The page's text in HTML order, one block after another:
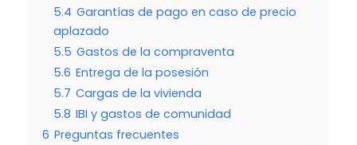
5.4 Garantías de pago en caso de precio
aplazado
5.5 Gastos de la compraventa
5.6 Entrega de la posesión
5.7 Cargas de la vivienda
5.8 IBI y gastos de comunidad
6 Preguntas frecuentes